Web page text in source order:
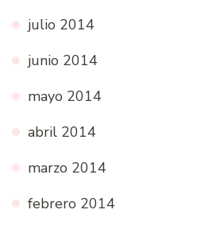
julio 2014
junio 2014
mayo 2014
abril 2014
marzo 2014
febrero 2014